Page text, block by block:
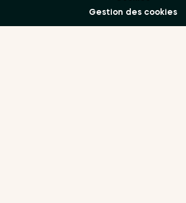
Gestion des cookies